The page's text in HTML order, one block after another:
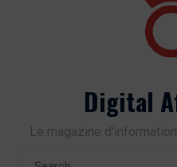
Digital
Le magazine